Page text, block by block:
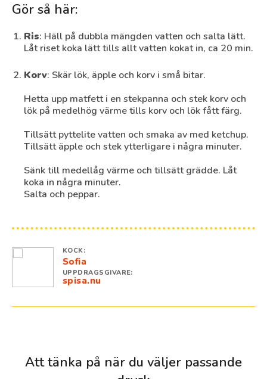
Gör så här:
Ris: Häll på dubbla mängden vatten och salta lätt.
Låt riset koka lätt tills allt vatten kokat in, ca 20 min.
Korv: Skär lök, äpple och korv i små bitar.
Hetta upp matfett i en stekpanna och stek korv och
lök på medelhög värme tills korv och lök fått färg.
Tillsätt pyttelite vatten och smaka av med ketchup.
Tillsätt äpple och stek ytterligare i några minuter.
Sänk till medellåg värme och tillsätt grädde. Låt
koka in några minuter.
Salta och peppar.
KOCK:
Sofia
UPPDRAGSGIVARE:
spisa.nu
Att tänka på när du väljer passande